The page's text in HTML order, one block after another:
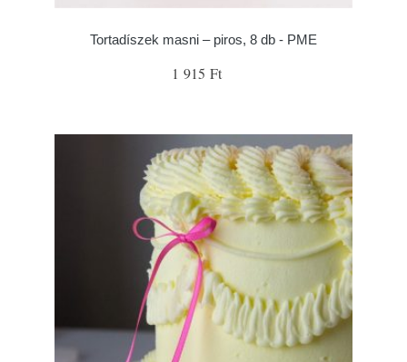
Tortadíszek masni – piros, 8 db - PME
1 915 Ft